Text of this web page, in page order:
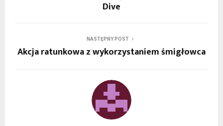
Dive
NASTĘPNY POST
Akcja ratunkowa z wykorzystaniem śmigłowca